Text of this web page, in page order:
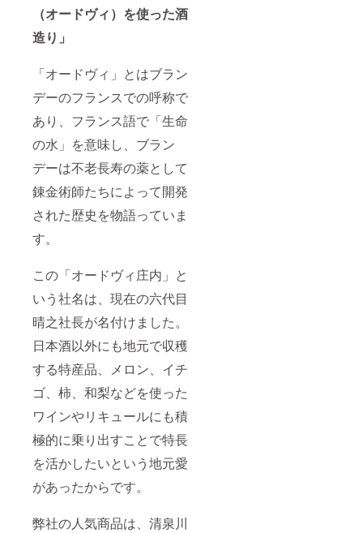
（オードヴィ）を使った酒
造り」
「オードヴィ」とはブラン
デーのフランスでの呼称で
あり、フランス語で「生命
の水」を意味し、ブラン
デーは不老長寿の薬として
錬金術師たちによって開発
された歴史を物語っていま
す。
この「オードヴィ庄内」と
いう社名は、現在の六代目
晴之社長が名付けました。
日本酒以外にも地元で収穫
する特産品、メロン、イチ
ゴ、柿、和梨などを使った
ワインやリキュールにも積
極的に乗り出すことで特長
を活かしたいという地元愛
があったからです。
弊社の人気商品は、清泉川